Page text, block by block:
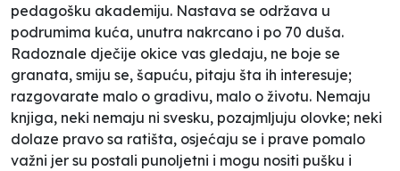
pedagošku akademiju. Nastava se održava u
podrumima kuća, unutra nakrcano i po 70 duša.
Radoznale dječije okice vas gledaju, ne boje se
granata, smiju se, šapuću, pitaju šta ih interesuje;
razgovarate malo o gradivu, malo o životu. Nemaju
knjiga, neki nemaju ni svesku, pozajmljuju olovke; neki
dolaze pravo sa ratišta, osjećaju se i prave pomalo
važni jer su postali punoljetni i mogu nositi pušku i